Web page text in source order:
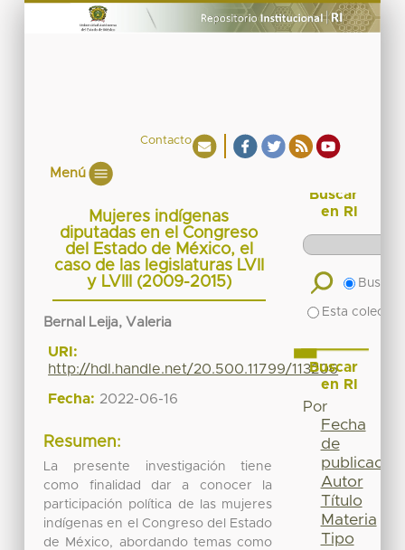
Contacto
Menú
Mujeres indígenas
diputadas en el Congreso
del Estado de México, el
caso de las legislaturas LVII
y LVIII (2009-2015)
Bernal Leija, Valeria
URI:
http://hdl.handle.net/20.500.11799/113206
Fecha: 2022-06-16
Resumen:
La presente investigación tiene
como finalidad dar a conocer la
participación política de las mujeres
indígenas en el Congreso del Estado
de México, abordando temas como
Buscar
en RI
Buscar
Esta
Buscar
en RI
Por
Fecha
de
publicación
Autor
Título
Materia
Tipo